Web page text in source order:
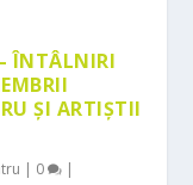
ÎNTÂLNIRI
ȘI ARTIȘTII
| 0 |